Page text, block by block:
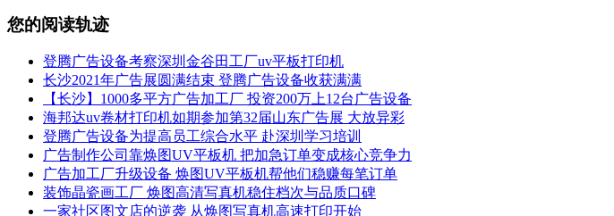
您的阅读轨迹
登腾广告设备考察深圳金谷田工厂uv平板打印机
长沙2021年广告展圆满结束 登腾广告设备收获满满
【长沙】1000多平方广告加工厂 投资200万上12台广告设备
海邦达uv卷材打印机如期参加第32届山东广告展 大放异彩
登腾广告设备为提高员工综合水平 赴深圳学习培训
广告制作公司靠焕图UV平板机 把加急订单变成核心竞争力
广告加工厂升级设备 焕图UV平板机帮他们稳赚每笔订单
装饰晶瓷画工厂 焕图高清写真机稳住档次与品质口碑
一家社区图文店的逆袭 从焕图写真机高速打印开始